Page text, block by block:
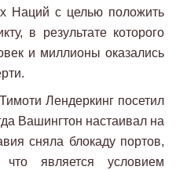
Наций с целью положить
в результате которого
и миллионы оказались
Лендеркинг посетил
Вашингтон настаивал на
сняла блокаду портов,
является условием